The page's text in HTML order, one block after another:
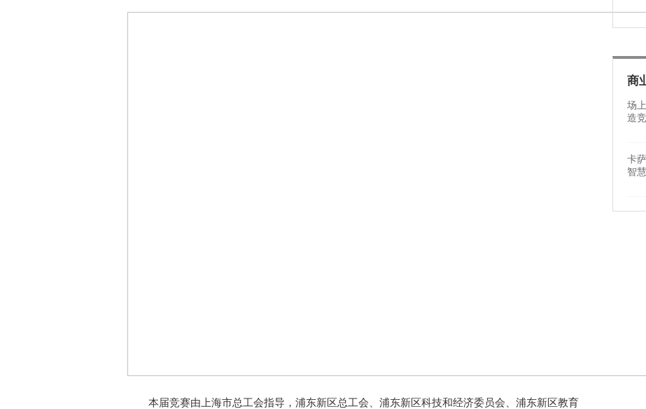
本届竞赛由上海市总工会指导，浦东新区总工会、浦东新区科技和经济委员会、浦东新区教育
商
场
造
卡
智